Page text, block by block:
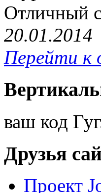
Отличный
20.01.2014
Перейти к
ваш код
Друзья
Проект